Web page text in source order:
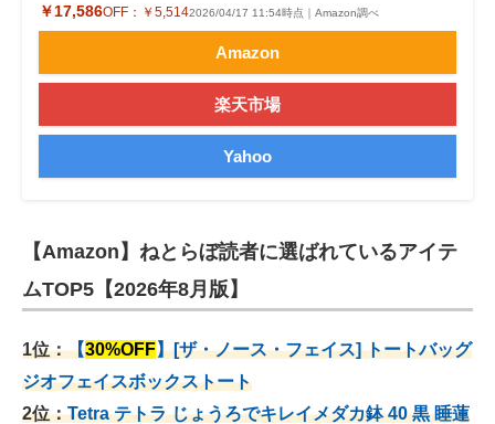
￥17,586OFF： ￥5,5142026/04/17 11:54時点｜Amazon調べ
Amazon
楽天市場
Yahoo
【Amazon】ねとらぼ読者に選ばれているアイテ
ムTOP5【2026年8月版】
1位：【30%OFF】[ザ・ノース・フェイス] トートバッグ
ジオフェイスボックストート
2位：Tetra テトラ じょうろでキレイメダカ鉢 40 黒 睡蓮